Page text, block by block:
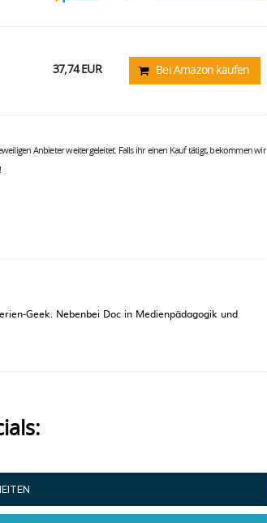
37,74 EUR Bei Amazon kaufen
Anbieter weitergeleitet. Falls ihr einen Kauf tätigt, bekommen wir
Geek. Nebenbei Doc in Medienpädagogik und